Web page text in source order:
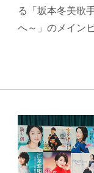
る「坂本冬美歌
へ～」のメイン